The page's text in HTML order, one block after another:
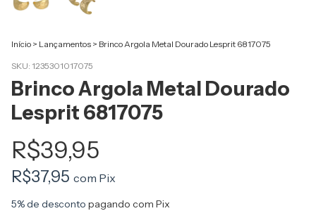
Início > Lançamentos > Brinco Argola Metal Dourado Lesprit 6817075
SKU: 1235301017075
Brinco Argola Metal Dourado
Lesprit 6817075
R$39,95
R$37,95 com Pix
5% de desconto pagando com Pix